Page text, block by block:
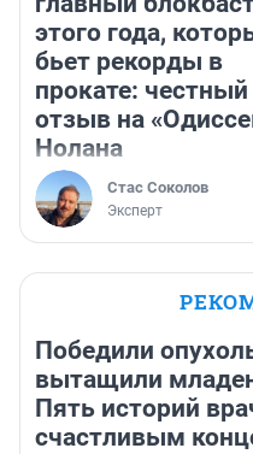
этого года,
бьет рекорды в
прокате: честный
отзыв на
Нолана
Стас Соколов
Эксперт
Победили
вытащили
Пять историй
счастливым